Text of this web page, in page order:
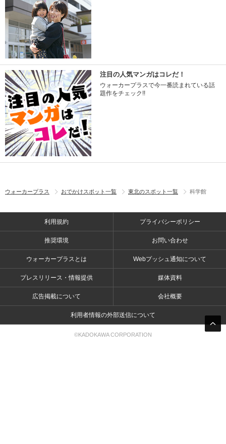
注目の人気マンガはコレだ！
ウォーカープラスで今一番読まれている話
題作をチェック!!
ウォーカープラス おでかけスポット一覧 東北のスポット一覧 科学館
利用規約 プライバシーポリシー
推奨環境 お問い合わせ
ウォーカープラスとは Webプッシュ通知について
プレスリリース・情報提供 媒体資料
広告掲載について 会社概要
利用者情報の外部送信について
©KADOKAWA CORPORATION